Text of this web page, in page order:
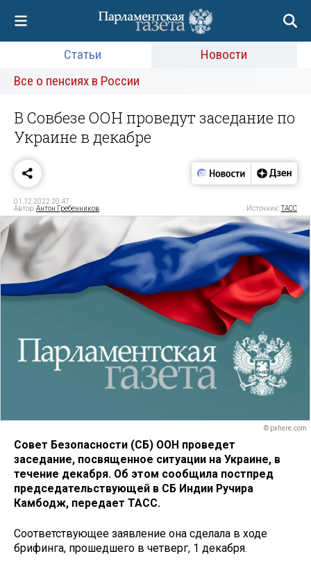
Статьи
Новости
Все о пенсиях в России
В Совбезе ООН проведут заседание по
Украине в декабре
01.12.2022 20:47
Автор:Антон Гребенников Источник:ТАСС
© pxhere.com
Совет Безопасности (СБ) ООН проведет
заседание, посвященное ситуации на Украине, в
течение декабря. Об этом сообщила постпред
председательствующей в СБ Индии Ручира
Камбодж, передает ТАСС.
Соответствующее заявление она сделала в ходе
брифинга, прошедшего в четверг, 1 декабря.